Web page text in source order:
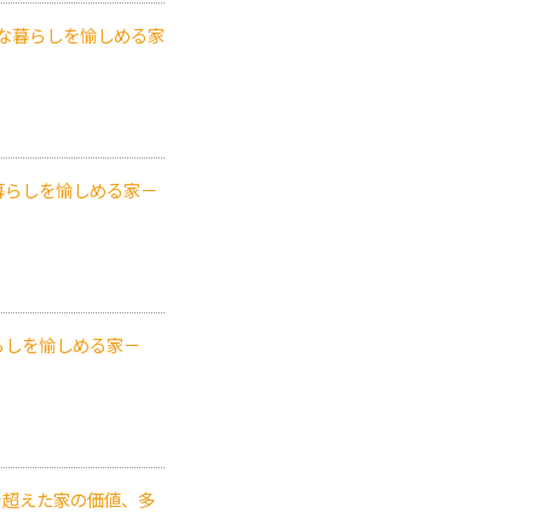
暮らしを愉しめる家
しを愉しめる家－
を愉しめる家－
えた家の価値、多